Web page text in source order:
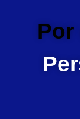
Por